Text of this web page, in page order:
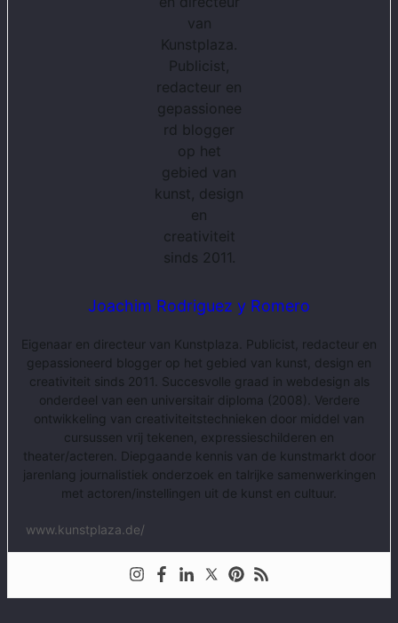
Joachim Rodriguez y Romero
Eigenaar en directeur van Kunstplaza. Publicist, redacteur en
gepassioneerd blogger op het gebied van kunst, design en
creativiteit sinds 2011. Succesvolle graad in webdesign als
onderdeel van een universitair diploma (2008). Verdere
ontwikkeling van creativiteitstechnieken door middel van
cursussen vrij tekenen, expressieschilderen en
theater/acteren. Diepgaande kennis van de kunstmarkt door
jarenlang journalistiek onderzoek en talrijke samenwerkingen
met actoren/instellingen uit de kunst en cultuur.
www.kunstplaza.de/